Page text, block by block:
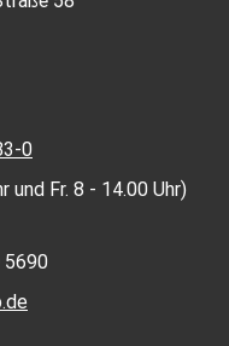
0
und Fr. 8 - 14.00 Uhr)
5690